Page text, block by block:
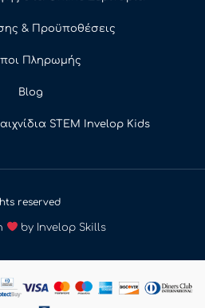
& Προϋποθέσεις
Πληρωμής
Blog
STEM Invelop Kids
reserved
by Invelop Skills